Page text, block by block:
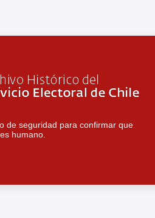
de seguridad para confirmar que
humano.